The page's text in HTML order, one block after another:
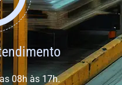
08h às 17h.